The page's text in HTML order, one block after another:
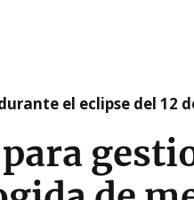
el eclipse del 12